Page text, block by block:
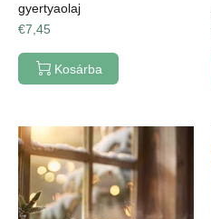
gyertyaolaj
€7,45
Kosárba